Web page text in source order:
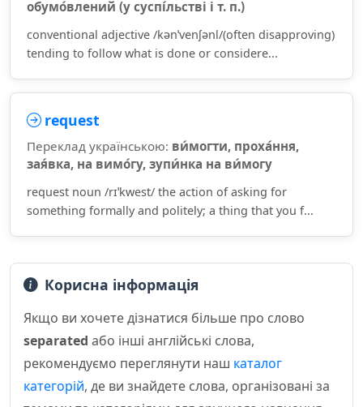
обумо́влений (у суспі́льстві і т. п.)
conventional adjective /kənˈvenʃənl/(often disapproving)
tending to follow what is done or considere...
request
Переклад українською: ви́могти, проха́ння,
зая́вка, на вимо́гу, зупи́нка на ви́могу
request noun /rɪˈkwest/ the action of asking for
something formally and politely; a thing that you f...
Корисна інформація
Якщо ви хочете дізнатися більше про слово
separated або інші англійські слова,
рекомендуємо переглянути наш каталог
категорій, де ви знайдете слова, організовані за